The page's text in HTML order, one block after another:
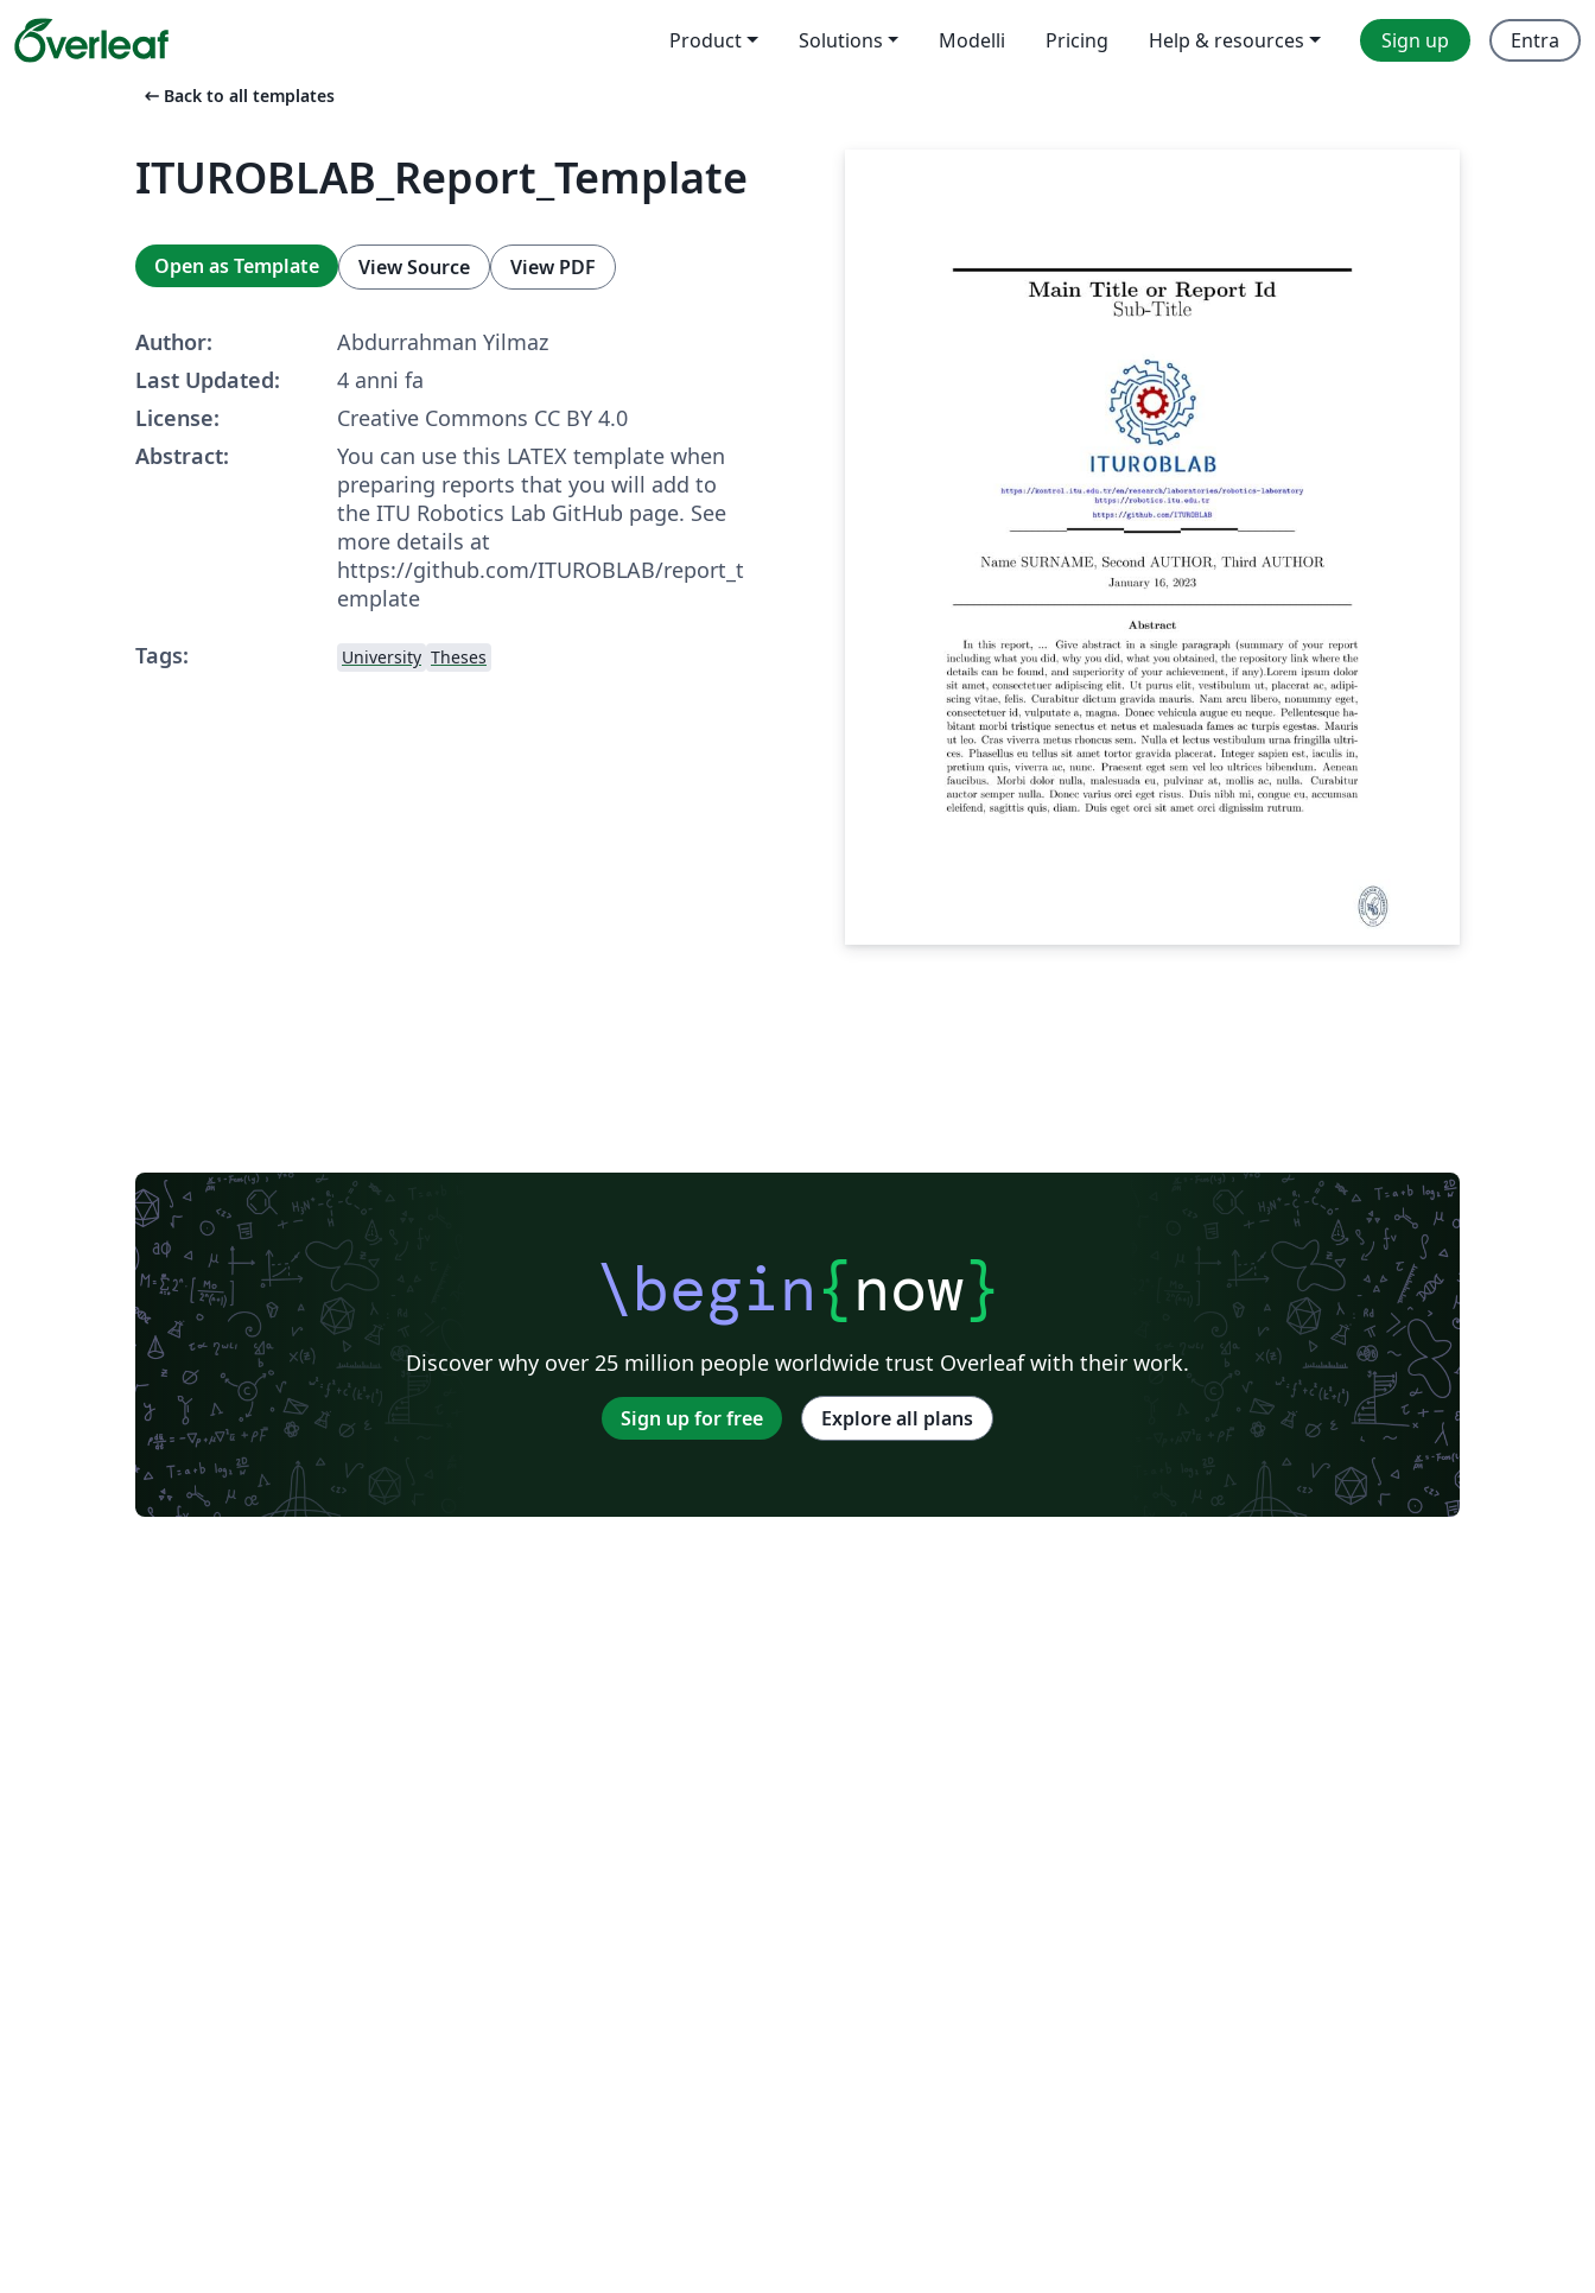
Product Solutions Modelli Pricing Help & resources Sign up Entra
arrow_left_alt Back to all templates
ITUROBLAB_Report_Template
Open as Template View Source View PDF
Author:
Abdurrahman Yilmaz
Last Updated:
4 anni fa
License:
Creative Commons CC BY 4.0
Abstract:
You can use this LATEX template when
preparing reports that you will add to
the ITU Robotics Lab GitHub page. See
more details at
https://github.com/ITUROBLAB/report_t
emplate
Tags:
University Theses
\begin{now}
Discover why over 25 million people worldwide trust Overleaf with their work.
Sign up for free Explore all plans